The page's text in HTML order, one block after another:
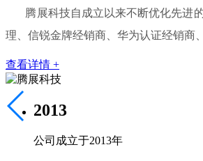
腾展科技自成立以来不断优化先进的
理、信锐金牌经销商、华为认证经销商
查看详情 +
2013
公司成立于2013年